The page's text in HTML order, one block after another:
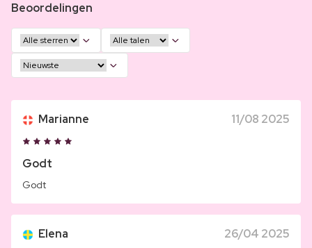
Beoordelingen
Marianne 11/08 2025
Godt
Godt
Elena 26/04 2025